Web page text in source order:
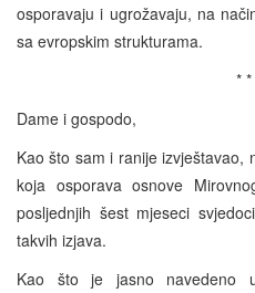
osporavaju i ugrožavaju, na
sa evropskim strukturama.
*
Dame i gospodo,
Kao što sam i ranije izvještavao,
koja osporava osnove
posljednjih šest mjeseci
takvih izjava.
Kao što je jasno navedeno